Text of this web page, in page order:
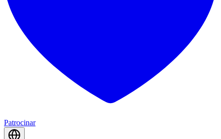
Patrocinar